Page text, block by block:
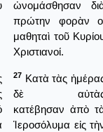
ὠνομάσθησαν
πρώτην φορὰν
μαθηταὶ τοῦ
Χριστιανοί.
27 Κατὰ τὰς
δὲ
κατέβησαν ἀπὸ
Ἱεροσόλυμα εἰς